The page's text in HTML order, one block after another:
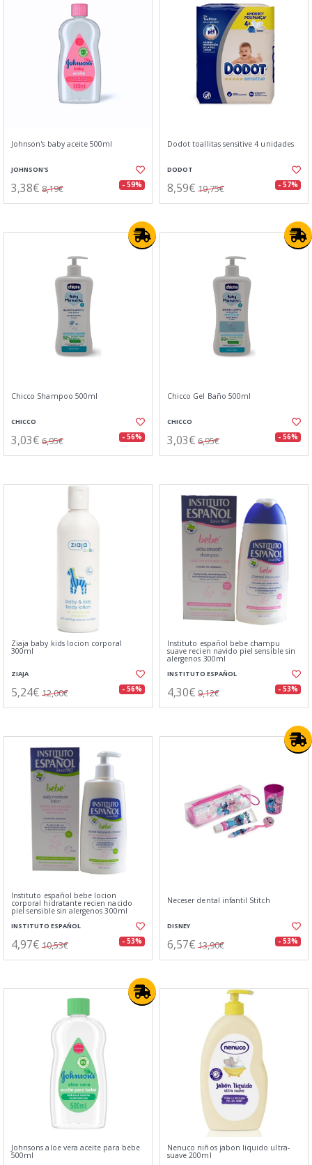
Johnson's baby aceite 500ml
JOHNSON'S
3,38€ 8,19€ - 59%
Dodot toallitas sensitive 4 unidades
DODOT
8,59€ 19,75€ - 57%
Chicco Shampoo 500ml
CHICCO
3,03€ 6,95€ - 56%
Chicco Gel Baño 500ml
CHICCO
3,03€ 6,95€ - 56%
Ziaja baby kids locion corporal
300ml
ZIAJA
5,24€ 12,00€ - 56%
Instituto español bebe champu
suave recien navido piel sensible sin
alergenos 300ml
INSTITUTO ESPAÑOL
4,30€ 9,12€ - 53%
Instituto español bebe locion
corporal hidratante recien nacido
piel sensible sin alergenos 300ml
INSTITUTO ESPAÑOL
4,97€ 10,53€ - 53%
Neceser dental infantil Stitch
DISNEY
6,57€ 13,90€ - 53%
Johnsons aloe vera aceite para bebe
500ml
Nenuco niños jabon liquido ultra-
suave 200ml